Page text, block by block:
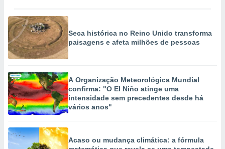
Seca histórica no Reino Unido transforma
paisagens e afeta milhões de pessoas
A Organização Meteorológica Mundial
confirma: "O El Niño atinge uma
intensidade sem precedentes desde há
vários anos"
Acaso ou mudança climática: a fórmula